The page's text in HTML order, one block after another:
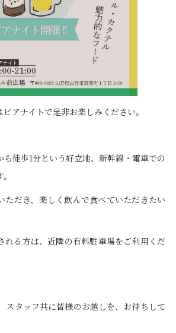
アナイトで是非お楽しみください。
徒歩1分という好立地、新幹線・電車での
ただき、楽しく飲んで食べていただきたい
れる方は、近隣の有料駐車場をご利用くだ
スタッフ共に皆様のお越しを、お待ちして